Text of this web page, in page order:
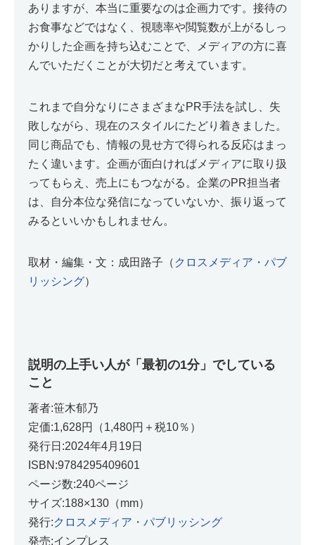
ありますが、本当に重要なのは企画力です。接待の
お食事などではなく、視聴率や閲覧数が上がるしっ
かりした企画を持ち込むことで、メディアの方に喜
んでいただくことが大切だと考えています。
これまで自分なりにさまざまなPR手法を試し、失
敗しながら、現在のスタイルにたどり着きました。
同じ商品でも、情報の見せ方で得られる反応はまっ
たく違います。企画が面白ければメディアに取り扱
ってもらえ、売上にもつながる。企業のPR担当者
は、自分本位な発信になっていないか、振り返って
みるといいかもしれません。
取材・編集・文：成田路子（ クロスメディア・パブ
リッシング）
説明の上手い人が「最初の1分」でしている
こと
著者:笹木郁乃
定価:1,628円（1,480円＋税10％）
発行日:2024年4月19日
ISBN:9784295409601
ページ数:240ページ
サイズ:188×130（mm）
発行:クロスメディア・パブリッシング
発売:インプレス